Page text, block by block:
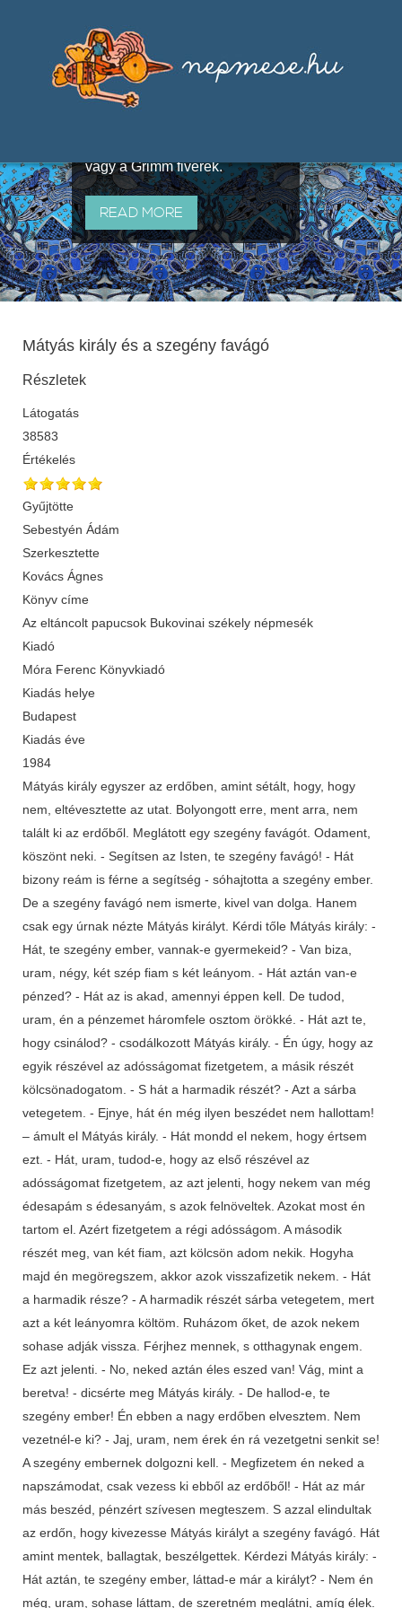
útján terjedő elbeszélésekből,
melyeket olyan ismert gyűjtők
állítottak össze, mint Benedek
vagy a Grimm fivérek.
READ MORE
Mátyás király és a szegény favágó
Részletek
Látogatás
38583
Értékelés
Gyűjtötte
Sebestyén Ádám
Szerkesztette
Kovács Ágnes
Könyv címe
Az eltáncolt papucsok Bukovinai székely népmesék
Kiadó
Móra Ferenc Könyvkiadó
Kiadás helye
Budapest
Kiadás éve
1984
Mátyás király egyszer az erdőben, amint sétált, hogy, hogy
nem, eltévesztette az utat. Bolyongott erre, ment arra, nem
talált ki az erdőből. Meglátott egy szegény favágót. Odament,
köszönt neki. - Segítsen az Isten, te szegény favágó! - Hát
bizony reám is férne a segítség - sóhajtotta a szegény ember.
De a szegény favágó nem ismerte, kivel van dolga. Hanem
csak egy úrnak nézte Mátyás királyt. Kérdi tőle Mátyás király: -
Hát, te szegény ember, vannak-e gyermekeid? - Van biza,
uram, négy, két szép fiam s két leányom. - Hát aztán van-e
pénzed? - Hát az is akad, amennyi éppen kell. De tudod,
uram, én a pénzemet háromfele osztom örökké. - Hát azt te,
hogy csinálod? - csodálkozott Mátyás király. - Én úgy, hogy az
egyik részével az adósságomat fizetgetem, a másik részét
kölcsönadogatom. - S hát a harmadik részét? - Azt a sárba
vetegetem. - Ejnye, hát én még ilyen beszédet nem hallottam!
– ámult el Mátyás király. - Hát mondd el nekem, hogy értsem
ezt. - Hát, uram, tudod-e, hogy az első részével az
adósságomat fizetgetem, az azt jelenti, hogy nekem van még
édesapám s édesanyám, s azok felnöveltek. Azokat most én
tartom el. Azért fizetgetem a régi adósságom. A második
részét meg, van két fiam, azt kölcsön adom nekik. Hogyha
majd én megöregszem, akkor azok visszafizetik nekem. - Hát
a harmadik része? - A harmadik részét sárba vetegetem, mert
azt a két leányomra költöm. Ruházom őket, de azok nekem
sohase adják vissza. Férjhez mennek, s otthagynak engem.
Ez azt jelenti. - No, neked aztán éles eszed van! Vág, mint a
beretva! - dicsérte meg Mátyás király. - De hallod-e, te
szegény ember! Én ebben a nagy erdőben elvesztem. Nem
vezetnél-e ki? - Jaj, uram, nem érek én rá vezetgetni senkit se!
A szegény embernek dolgozni kell. - Megfizetem én neked a
napszámodat, csak vezess ki ebből az erdőből! - Hát az már
más beszéd, pénzért szívesen megteszem. S azzal elindultak
az erdőn, hogy kivezesse Mátyás királyt a szegény favágó. Hát
amint mentek, ballagtak, beszélgettek. Kérdezi Mátyás király: -
Hát aztán, te szegény ember, láttad-e már a királyt? - Nem én
még, uram, sohase láttam, de szeretném meglátni, amíg élek.